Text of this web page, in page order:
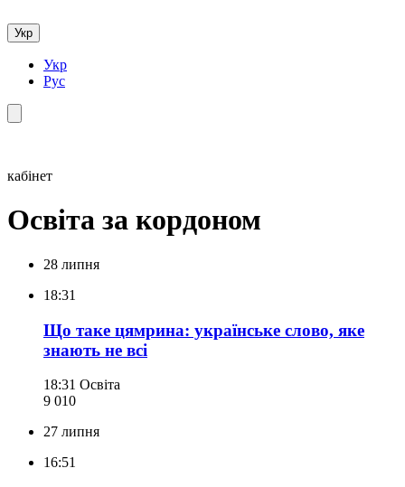
Укр
Укр
Рус
кабінет
Освіта за кордоном
28 липня
18:31
Що таке цямрина: українське слово, яке
знають не всі
18:31 Освіта
9 010
27 липня
16:51